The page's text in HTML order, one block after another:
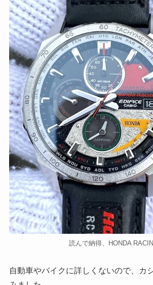
読んで納得、HONDA
自動車やバイクに詳しくないので、カ